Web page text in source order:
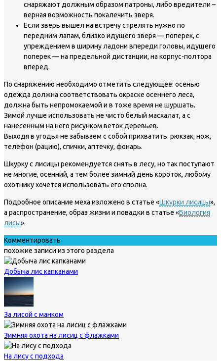
снаряжают должным образом патроны, либо вредители –
верная возможность покалечить зверя.
Если зверь вышел на встречу стрелять нужно по
передним лапам, близко идущего зверя — поперек, с
упреждением в ширину ладони впереди головы, идущего
поперек — на предельной дистанции, на корпус-полтора
вперед.
По снаряжению необходимо отметить следующее: осенью
одежда должна соответствовать окраске осеннего леса,
должна быть непромокаемой и в тоже время не шуршать.
Зимой лучше использовать не чисто белый масхалат, а с
нанесенным на него рисунком веток деревьев.
Выходя в угодья не забываем с собой прихватить: рюкзак, нож,
телефон (рацию), спички, аптечку, фонарь.
Шкурку с лисицы рекомендуется снять в лесу, но так поступают
не многие, осенний, а тем более зимний день короток, любому
охотнику хочется использовать его сполна.
Подробное описание меха изложено в статье «Шкурки лисицы»,
а распространение, образ жизни и повадки в статье «Биология
лисы».
Комментировать
похожие записи из этого раздела
Добыча лис капканами
За лисой с манком
Зимняя охота на лисиц с флажками
На лису с подхода